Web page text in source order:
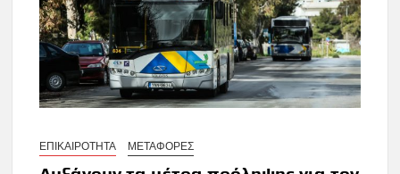
ΕΠΙΚΑΙΡΟΤΗΤΑ ΜΕΤΑΦΟΡΕΣ